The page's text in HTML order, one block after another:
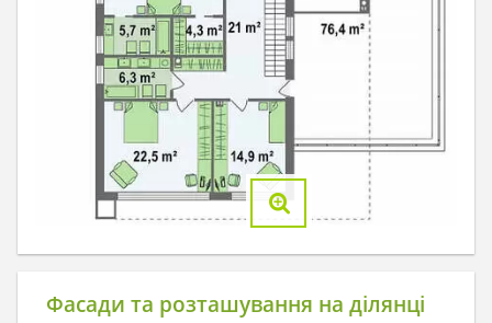
Фасади та розташування на ділянці